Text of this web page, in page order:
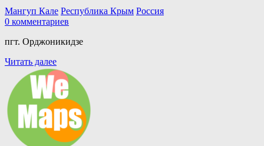
Мангуп Кале Республика Крым Россия
0 комментариев
пгт. Орджоникидзе
Читать далее